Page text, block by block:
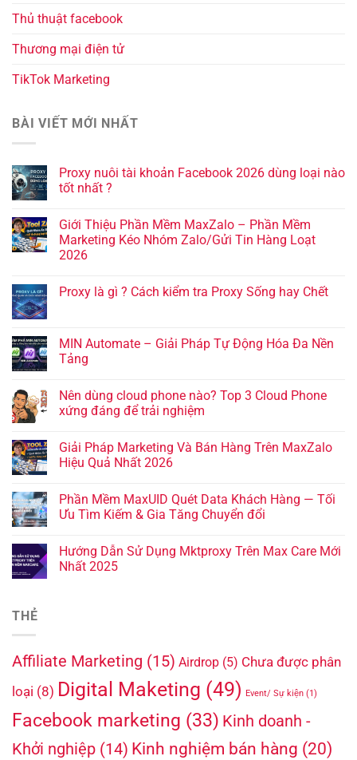
Thủ thuật facebook
Thương mại điện tử
TikTok Marketing
BÀI VIẾT MỚI NHẤT
Proxy nuôi tài khoản Facebook 2026 dùng loại nào
tốt nhất ?
Giới Thiệu Phần Mềm MaxZalo – Phần Mềm
Marketing Kéo Nhóm Zalo/Gửi Tin Hàng Loạt
2026
Proxy là gì ? Cách kiểm tra Proxy Sống hay Chết
MIN Automate – Giải Pháp Tự Động Hóa Đa Nền
Tảng
Nên dùng cloud phone nào? Top 3 Cloud Phone
xứng đáng để trải nghiệm
Giải Pháp Marketing Và Bán Hàng Trên MaxZalo
Hiệu Quả Nhất 2026
Phần Mềm MaxUID Quét Data Khách Hàng — Tối
Ưu Tìm Kiếm & Gia Tăng Chuyển đổi
Hướng Dẫn Sử Dụng Mktproxy Trên Max Care Mới
Nhất 2025
THẺ
Affiliate Marketing (15) Airdrop (5) Chưa được phân
loại (8) Digital Maketing (49) Event/ Sự kiện (1)
Facebook marketing (33) Kinh doanh -
Khởi nghiệp (14) Kinh nghiệm bán hàng (20)